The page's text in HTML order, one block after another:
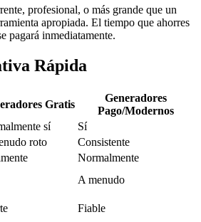
profesional, o más grande que un
apropiada. El tiempo que ahorres
pagará inmediatamente.
Rápida
Gratis
Generadores
Pago/Modernos
sí
Sí
roto
Consistente
Normalmente
A menudo
Fiable